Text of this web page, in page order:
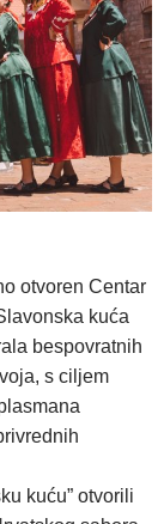
otvoren Centar
kuća
bespovratnih
s ciljem
kuću” otvorili